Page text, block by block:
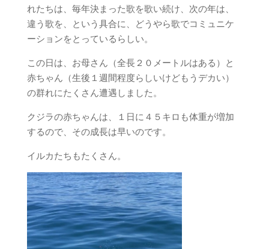
れたちは、毎年決まった歌を歌い続け、次の年は、
違う歌を、という具合に、どうやら歌でコミュニケ
ーションをとっているらしい。
この日は、お母さん（全長２０メートルはある）と
赤ちゃん（生後１週間程度らしいけどもうデカい）
の群れにたくさん遭遇しました。
クジラの赤ちゃんは、１日に４５キロも体重が増加
するので、その成長は早いのです。
イルカたちもたくさん。